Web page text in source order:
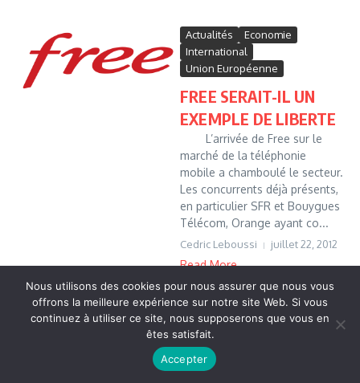
Actualités
Economie
International
Union Européenne
FREE SERAIT-IL UN
EXEMPLE DE LIBERTE
L’arrivée de Free sur le
marché de la téléphonie
mobile a chamboulé le secteur.
Les concurrents déjà présents,
en particulier SFR et Bouygues
Télécom, Orange ayant co...
Cedric Leboussi juillet 22, 2012
Read More
Copyright © 2026 Vudailleurs.com | Réalisé par Magazine
d'actualités X
Nous utilisons des cookies pour nous assurer que nous vous
offrons la meilleure expérience sur notre site Web. Si vous
continuez à utiliser ce site, nous supposerons que vous en
êtes satisfait.
Accepter